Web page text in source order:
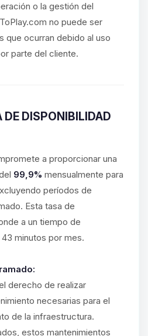
o la gestión del
no puede ser
que ocurran debido al uso
parte del cliente.
DE DISPONIBILIDAD
a proporcionar una
99,9% mensualmente para
períodos de
Esta tasa de
a un tiempo de
minutos por mes.
derecho de realizar
necesarias para el
de la infraestructura.
estos mantenimientos